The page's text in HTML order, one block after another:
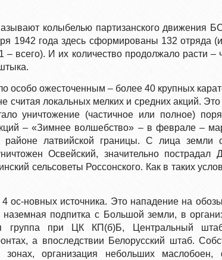
колыбелью партизанского движения
1942 года здесь сформированы 132 отряда
– всего). И их количество продолжало расти –
особо ожесточенным – более 40 крупных
считая локальных мелких и средних акций.
уничтожение (частичное или полное)
– «Зимнее волшебство» – в феврале –
латвийской границы. С лица земли
Освейский, значительно
сельсоветы Россонского. Как в таких
ос-новных источника. Это нападение на
подпитка с Большой земли, в
группа при ЦК КП(б)Б, Центральный
а впоследствии Белорусский штаб.
зонах, организация небольших